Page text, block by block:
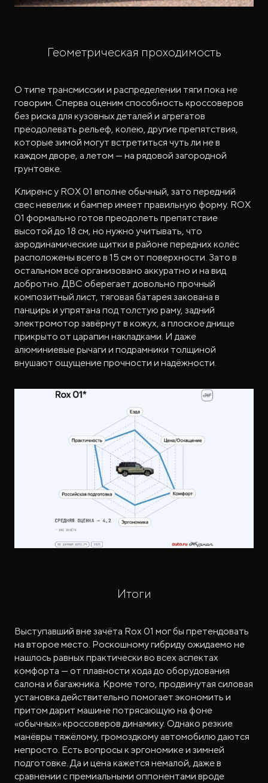
Геометрическая проходимость
О типе трансмиссии и распределении тяги пока не
говорим. Сперва оценим способность кроссоверов
без риска для кузовных деталей и агрегатов
преодолевать рельеф, колею, другие препятствия,
которые зимой могут встретиться чуть ли не в
каждом дворе, а летом — на рядовой загородной
грунтовке.
Клиренс у ROX 01 вполне обычный, зато передний
свес невелик и бампер имеет правильную форму. ROX
01 формально готов преодолеть препятствие
высотой до 18 см, но нужно учитывать, что
аэродинамические щитки в районе передних колёс
расположены всего в 15 см от поверхности. Зато в
остальном всё организовано аккуратно и на вид
добротно. ДВС оберегает довольно прочный
композитный лист, тяговая батарея закована в
панцирь и упрятана под толстую раму, задний
электромотор завёрнут в кожух, а плоское днище
прикрыто от царапин накладками. И даже
алюминиевые рычаги и подрамники толщиной
внушают ощущение прочности и надёжности.
Итоги
Выступавший вне зачёта Rox 01 мог бы претендовать
на второе место. Роскошному гибриду ожидаемо не
нашлось равных практически во всех аспектах
комфорта — от плавности хода до оборудования
салона и багажника. Кроме того, продвинутая силовая
установка действительно помогает экономить и
притом дарит машине потрясающую на фоне
«обычных» кроссоверов динамику. Однако резкие
манёвры тяжёлому, громоздкому автомобилю даются
непросто. Есть вопросы к эргономике и зимней
подготовке. Да и цена кажется немалой, даже в
сравнении с премиальными оппонентами вроде